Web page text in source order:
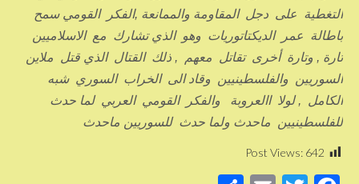
التغطية على دجل المقاومة والممانعة ,الفكر القومي سمح
باطالة عمر الديكتاتوريات وهو الذي تشارك مع الاسلاميين
تارة , وتارة أخرى تقاتل معهم , ذلك القتال الذي قتل ملاين
السوريين والفلسطينيين وقاد الى الخراب السوري شبه
الكامل , لولا االعروبة والفكر القومي العربي لما حدث
للفلسطينيين ماحدث ولما حدث للسوريين ماحدث
Post Views: 642